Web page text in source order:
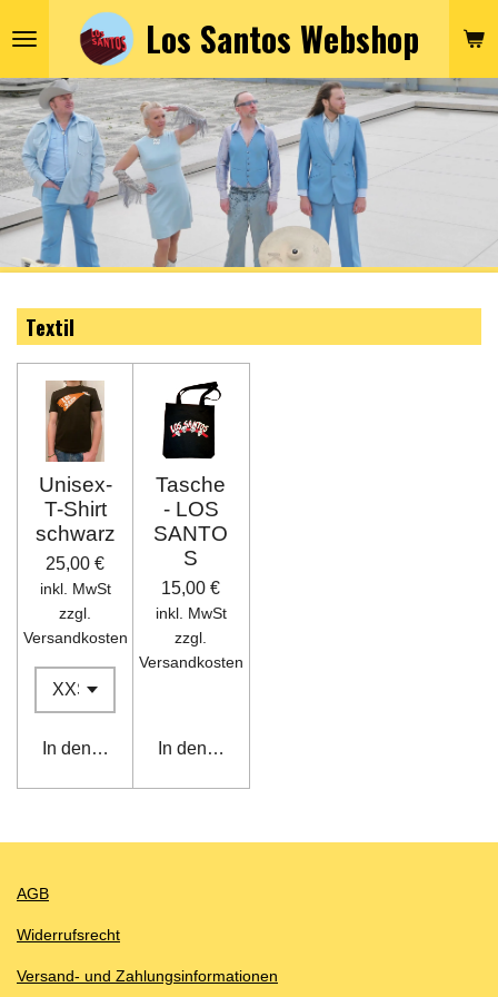
Hauptinhalt
springen
Los Santos Webshop
Textil
Unisex-
T-Shirt
schwarz
25,00 €
inkl. MwSt
zzgl.
Versandkosten
In den Warenkorb
Tasche
- LOS
SANTO
S
15,00 €
inkl. MwSt
zzgl.
Versandkosten
In den Warenkorb
AGB
Widerrufsrecht
Versand- und Zahlungsinformationen